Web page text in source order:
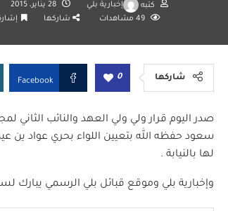
كتبه إخبارية بلي 28 يناير، 2015
49 مشاهدات شاركها
شاركها 0
Facebook
صدر اليوم قرار ولي ولي العهد والنائب الثاني
سعود حفظه الله بتعيين اللواء بحري عواد ين
لها بالنيابة .
وإخبارية بلي وموقع قبائل بلي الرسمي يبارك